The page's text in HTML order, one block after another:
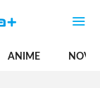
ANIME